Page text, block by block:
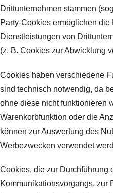
Drittunternehmen stammen
Party-Cookies ermöglichen
Dienstleistungen von
(z. B. Cookies zur Abwicklung
Cookies haben verschiedene
sind technisch notwendig, da
ohne diese nicht funktionieren
Warenkorbfunktion oder die
können zur Auswertung des
Werbezwecken verwendet
Cookies, die zur Durchführung
Kommunikationsvorgangs, zur